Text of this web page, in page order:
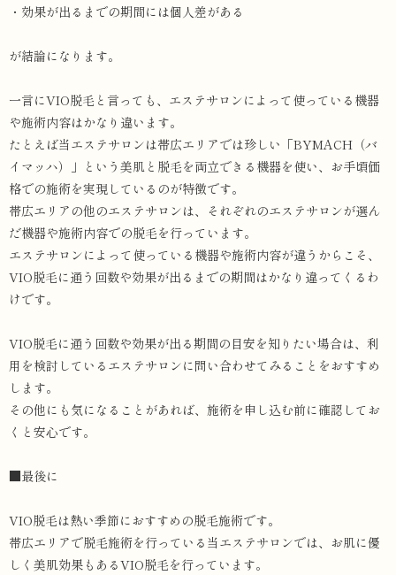
・効果が出るまでの期間には個人差がある
が結論になります。
一言にVIO脱毛と言っても、エステサロンによって使っている機器
や施術内容はかなり違います。
たとえば当エステサロンは帯広エリアでは珍しい「BYMACH（バ
イマッハ）」という美肌と脱毛を両立できる機器を使い、お手頃価
格での施術を実現しているのが特徴です。
帯広エリアの他のエステサロンは、それぞれのエステサロンが選ん
だ機器や施術内容での脱毛を行っています。
エステサロンによって使っている機器や施術内容が違うからこそ、
VIO脱毛に通う回数や効果が出るまでの期間はかなり違ってくるわ
けです。
VIO脱毛に通う回数や効果が出る期間の目安を知りたい場合は、利
用を検討しているエステサロンに問い合わせてみることをおすすめ
します。
その他にも気になることがあれば、施術を申し込む前に確認してお
くと安心です。
■最後に
VIO脱毛は熱い季節におすすめの脱毛施術です。
帯広エリアで脱毛施術を行っている当エステサロンでは、お肌に優
しく美肌効果もあるVIO脱毛を行っています。